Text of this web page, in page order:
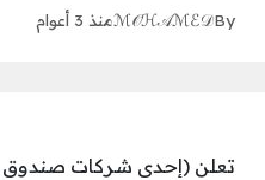
By
ℳ𝒪ℋ𝒜ℳℰ𝒟منذ 3 أعوام
تعلن (إحدى شركات صندوق